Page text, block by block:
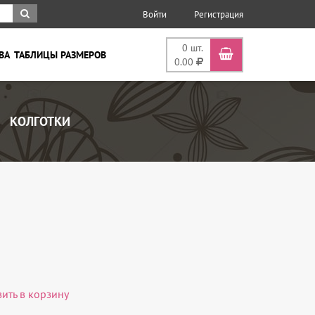
Войти Регистрация
0 шт.
0.00
ТАБЛИЦЫ РАЗМЕРОВ
КОЛГОТКИ
в корзину